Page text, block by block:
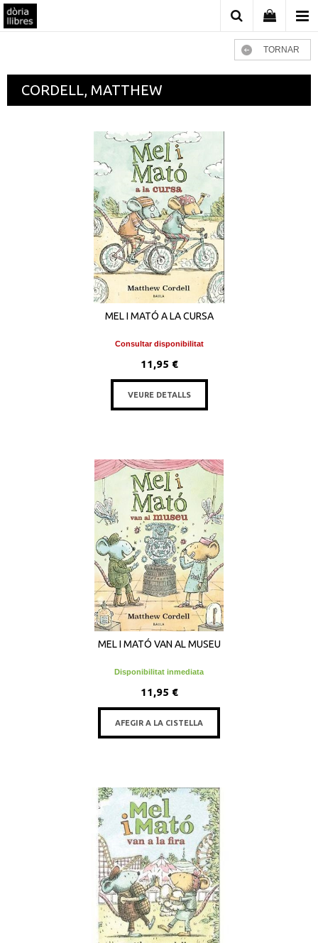
TORNAR
CORDELL, MATTHEW
MEL I MATÓ A LA CURSA
Consultar disponibilitat
11,95 €
VEURE DETALLS
MEL I MATÓ VAN AL MUSEU
Disponibilitat inmediata
11,95 €
AFEGIR A LA CISTELLA